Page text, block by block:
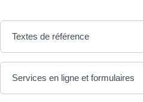
Textes de référence
Services en ligne et formulaires